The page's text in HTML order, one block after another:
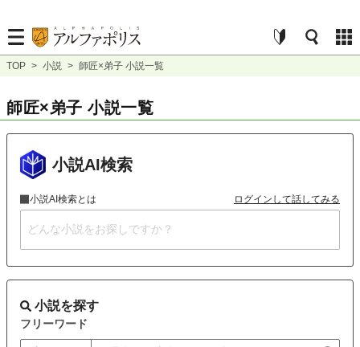
TOP > 小説 > 師匠×弟子 小説一覧
師匠×弟子 小説一覧
小説AI検索
小説AI検索とは ログインして話してみる
小説を探す
フリーワード